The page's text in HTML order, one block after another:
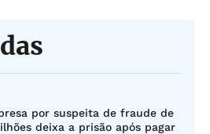
por suspeita de fraude de
deixa a prisão após pagar